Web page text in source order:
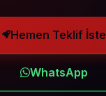
Hemen Teklif İste
WhatsApp